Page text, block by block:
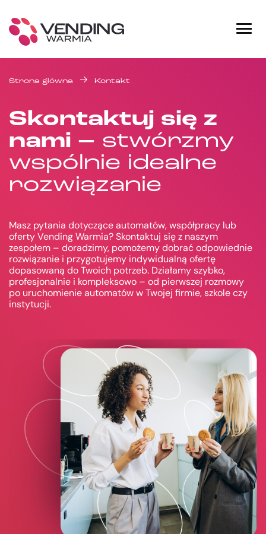
Strona główna Kontakt
Skontaktuj się z
nami – stwórzmy
wspólnie idealne
rozwiązanie
Masz pytania dotyczące automatów, współpracy lub
oferty Vending Warmia? Skontaktuj się z naszym
zespołem – doradzimy, pomożemy dobrać odpowiednie
rozwiązanie i przygotujemy indywidualną ofertę
dopasowaną do Twoich potrzeb. Działamy szybko,
profesjonalnie i kompleksowo – od pierwszej rozmowy
po uruchomienie automatów w Twojej firmie, szkole czy
instytucji.